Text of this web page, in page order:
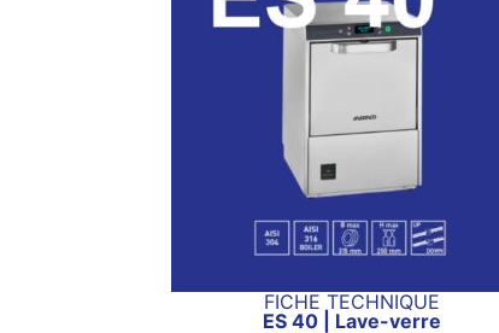
FICHE TECHNIQUE
ES 40 | Lave-verre